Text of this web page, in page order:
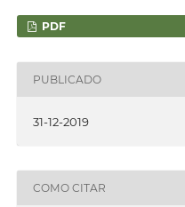
PDF
PUBLICADO
31-12-2019
COMO CITAR